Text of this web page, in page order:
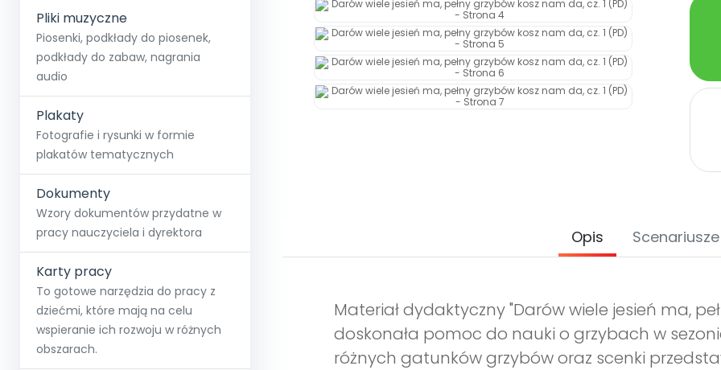
Pliki muzyczne
Piosenki, podkłady do piosenek,
podkłady do zabaw, nagrania
audio
Plakaty
Fotografie i rysunki w formie
plakatów tematycznych
Dokumenty
Wzory dokumentów przydatne w
pracy nauczyciela i dyrektora
Karty pracy
To gotowe narzędzia do pracy z
dziećmi, które mają na celu
wspieranie ich rozwoju w różnych
obszarach.
Opis
Materiał dydaktyczny "Darów wiele jesień ma,
doskonała pomoc do nauki o grzybach w
różnych gatunków grzybów oraz scenki